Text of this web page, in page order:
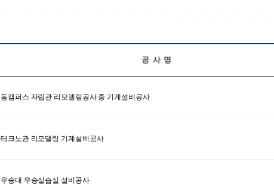
공 사 명
동캠퍼스 자립관 리모델링공사 중 기계설비공사
테크노관 리모델링 기계설비공사
우송대 우송실습실 설비공사